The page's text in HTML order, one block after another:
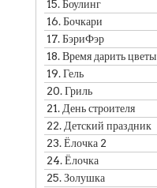
15.Боулинг
16.Бочкари
17.БэриФэр
18.Время дарить цветы
19.Гель
20.Гриль
21. День строителя
22. Детский праздник
23.Ёлочка 2
24.Ёлочка
25.Золушка